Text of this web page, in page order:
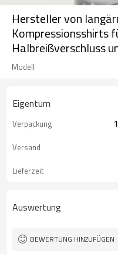
Hersteller von
Kompressionsshirts
Halbreißverschluss
Modell
Eigentum
Verpackung
Versand
Lieferzeit
Auswertung
BEWERTUNG HINZUFÜGEN